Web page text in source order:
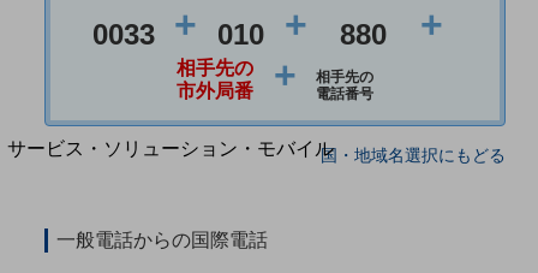
LGPF(Local Government Platform)
別ウィンドウで開きます
サービス・ソリューション・モバイル
サービス・ソリューションをご紹介
0033 + 010 + 880 +
相手先の
市外局番
+
相手先の
電話番号
国・地域名選択にもどる
一般電話からの国際電話